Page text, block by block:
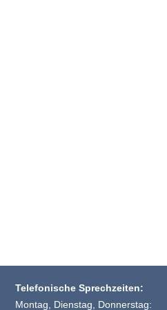
Telefonische Sprechzeiten:
Montag, Dienstag, Donnerstag: